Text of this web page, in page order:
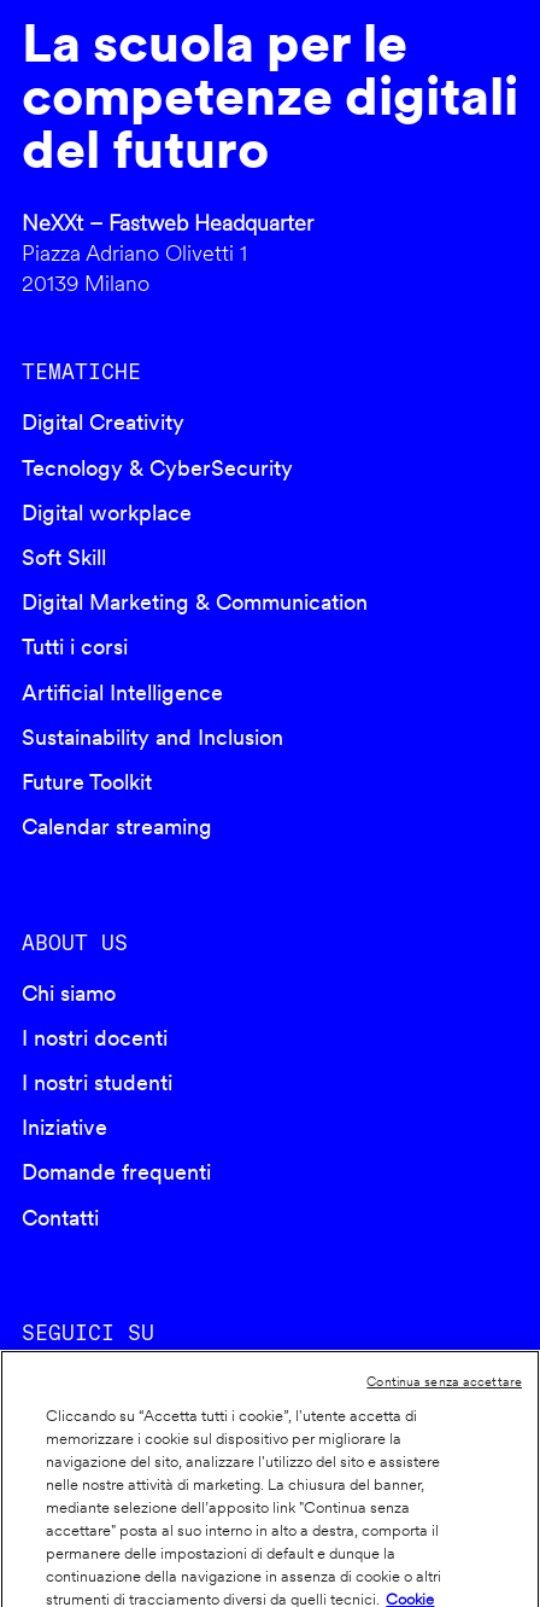
La scuola per le
competenze digitali
del futuro
NeXXt – Fastweb Headquarter
Piazza Adriano Olivetti 1
20139 Milano
TEMATICHE
Digital Creativity
Tecnology & CyberSecurity
Digital workplace
Soft Skill
Digital Marketing & Communication
Tutti i corsi
Artificial Intelligence
Sustainability and Inclusion
Future Toolkit
Calendar streaming
ABOUT US
Chi siamo
I nostri docenti
I nostri studenti
Iniziative
Domande frequenti
Contatti
SEGUICI SU
Footer
info
Cookie policy
Dichiarazione di accessibilità
Privacy
Cliccando su “Accetta tutti i cookie”, l'utente accetta di
memorizzare i cookie sul dispositivo per migliorare la
navigazione del sito, analizzare l'utilizzo del sito e assistere
nelle nostre attività di marketing. La chiusura del banner,
mediante selezione dell’apposito link "Continua senza
accettare" posta al suo interno in alto a destra, comporta il
permanere delle impostazioni di default e dunque la
continuazione della navigazione in assenza di cookie o altri
strumenti di tracciamento diversi da quelli tecnici.
Cookie
Continua senza accettare